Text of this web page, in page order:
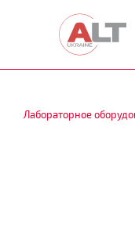
Лабораторное